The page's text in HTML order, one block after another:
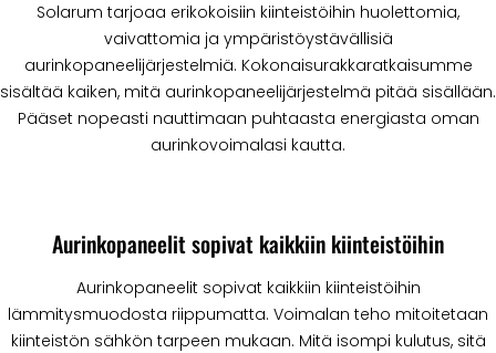
Solarum tarjoaa erikokoisiin kiinteistöihin huolettomia,
vaivattomia ja ympäristöystävällisiä
aurinkopaneelijärjestelmiä. Kokonaisurakkaratkaisumme
sisältää kaiken, mitä aurinkopaneelijärjestelmä pitää sisällään.
Pääset nopeasti nauttimaan puhtaasta energiasta oman
aurinkovoimalasi kautta.
Aurinkopaneelit sopivat kaikkiin kiinteistöihin
Aurinkopaneelit sopivat kaikkiin kiinteistöihin
lämmitysmuodosta riippumatta. Voimalan teho mitoitetaan
kiinteistön sähkön tarpeen mukaan. Mitä isompi kulutus, sitä